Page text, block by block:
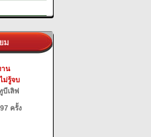
ม
น
ม่รู้จบ
บีเลิฟ
ครั้ง